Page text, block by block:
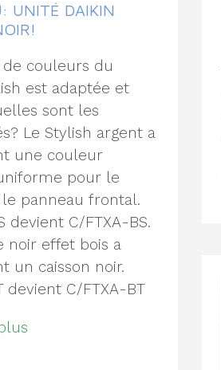
UNITÉ DAIKIN
couleurs du
est adaptée et
sont les
Le Stylish argent a
une couleur
pour le
le panneau frontal.
devient C/FTXA-BS.
noir effet bois a
un caisson noir.
devient C/FTXA-BT